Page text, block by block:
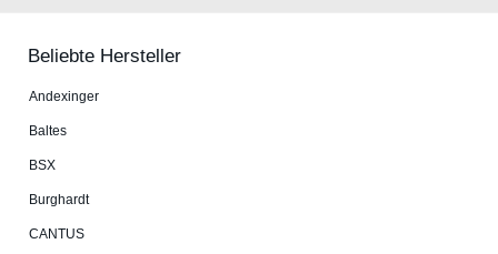
Beliebte Hersteller
An­dex­in­ger
Baltes
BSX
Burg­hardt
CANTUS